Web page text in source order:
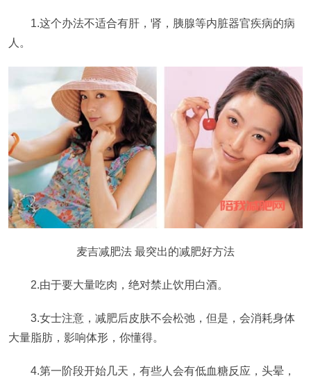
1.这个办法不适合有肝，肾，胰腺等内脏器官疾病的病
人。
麦吉减肥法 最突出的减肥好方法
2.由于要大量吃肉，绝对禁止饮用白酒。
3.女士注意，减肥后皮肤不会松弛，但是，会消耗身体
大量脂肪，影响体形，你懂得。
4.第一阶段开始几天，有些人会有低血糖反应，头晕，